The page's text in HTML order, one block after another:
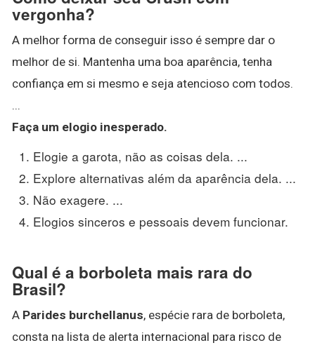
vergonha?
A melhor forma de conseguir isso é sempre dar o
melhor de si. Mantenha uma boa aparência, tenha
confiança em si mesmo e seja atencioso com todos.
...
Faça um elogio inesperado.
Elogie a garota, não as coisas dela. ...
Explore alternativas além da aparência dela. ...
Não exagere. ...
Elogios sinceros e pessoais devem funcionar.
Qual é a borboleta mais rara do
Brasil?
A Parides burchellanus, espécie rara de borboleta,
consta na lista de alerta internacional para risco de